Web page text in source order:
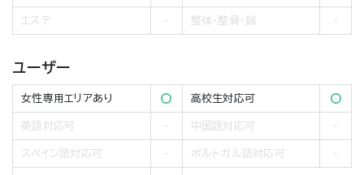
エステ 整体・整骨・鍼
ユーザー
女性専用エリアあり 高校生対応可
英語対応可 中国語対応可
スペイン語対応可 ポルトガル語対応可